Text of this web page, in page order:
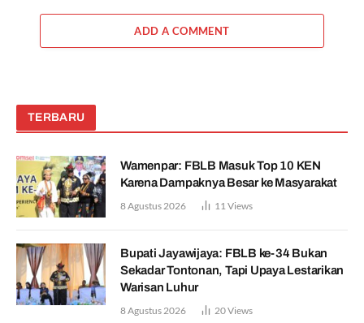
ADD A COMMENT
TERBARU
Wamenpar: FBLB Masuk Top 10 KEN
Karena Dampaknya Besar ke Masyarakat
8 Agustus 2026 11Views
Bupati Jayawijaya: FBLB ke-34 Bukan
Sekadar Tontonan, Tapi Upaya Lestarikan
Warisan Luhur
8 Agustus 2026 20Views